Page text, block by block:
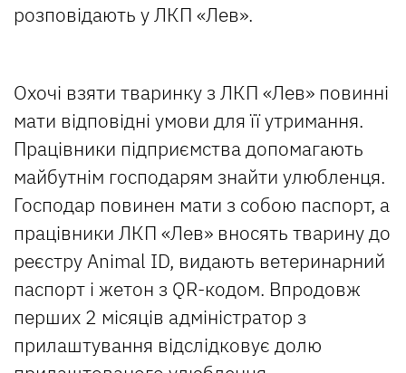
розповідають у ЛКП «Лев».
Охочі взяти тваринку з ЛКП «Лев» повинні
мати відповідні умови для її утримання.
Працівники підприємства допомагають
майбутнім господарям знайти улюбленця.
Господар повинен мати з собою паспорт, а
працівники ЛКП «Лев» вносять тварину до
реєстру Animal ID, видають ветеринарний
паспорт і жетон з QR-кодом. Впродовж
перших 2 місяців адміністратор з
прилаштування відслідковує долю